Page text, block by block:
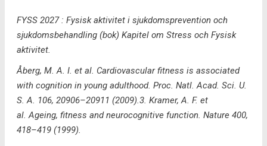
FYSS 2027 : Fysisk aktivitet i sjukdomsprevention och
sjukdomsbehandling (bok) Kapitel om Stress och Fysisk
aktivitet.
Åberg, M. A. I. et al. Cardiovascular fitness is associated
with cognition in young adulthood. Proc. Natl. Acad. Sci. U.
S. A. 106, 20906–20911 (2009).3. Kramer, A. F. et
al. Ageing, fitness and neurocognitive function. Nature 400,
418–419 (1999).